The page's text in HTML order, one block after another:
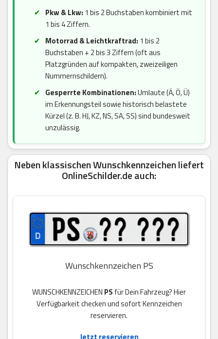
Pkw & Lkw: 1 bis 2 Buchstaben kombiniert mit
1 bis 4 Ziffern.
Motorrad & Leichtkraftrad: 1 bis 2
Buchstaben + 2 bis 3 Ziffern (oft aus
Platzgründen auf kompakten, zweizeiligen
Nummernschildern).
Gesperrte Kombinationen:Umlaute (Ä, Ö, Ü)
im Erkennungsteil sowie historisch belastete
Kürzel (z. B. HJ, KZ, NS, SA, SS) sind bundesweit
unzulässig.
Neben klassischen Wunschkennzeichen liefert
OnlineSchilder.de auch:
Wunschkennzeichen PS
WUNSCHKENNZEICHEN PS für Dein Fahrzeug? Hier
Verfügbarkeit checken und sofort Kennzeichen
reservieren.
Jetzt reservieren